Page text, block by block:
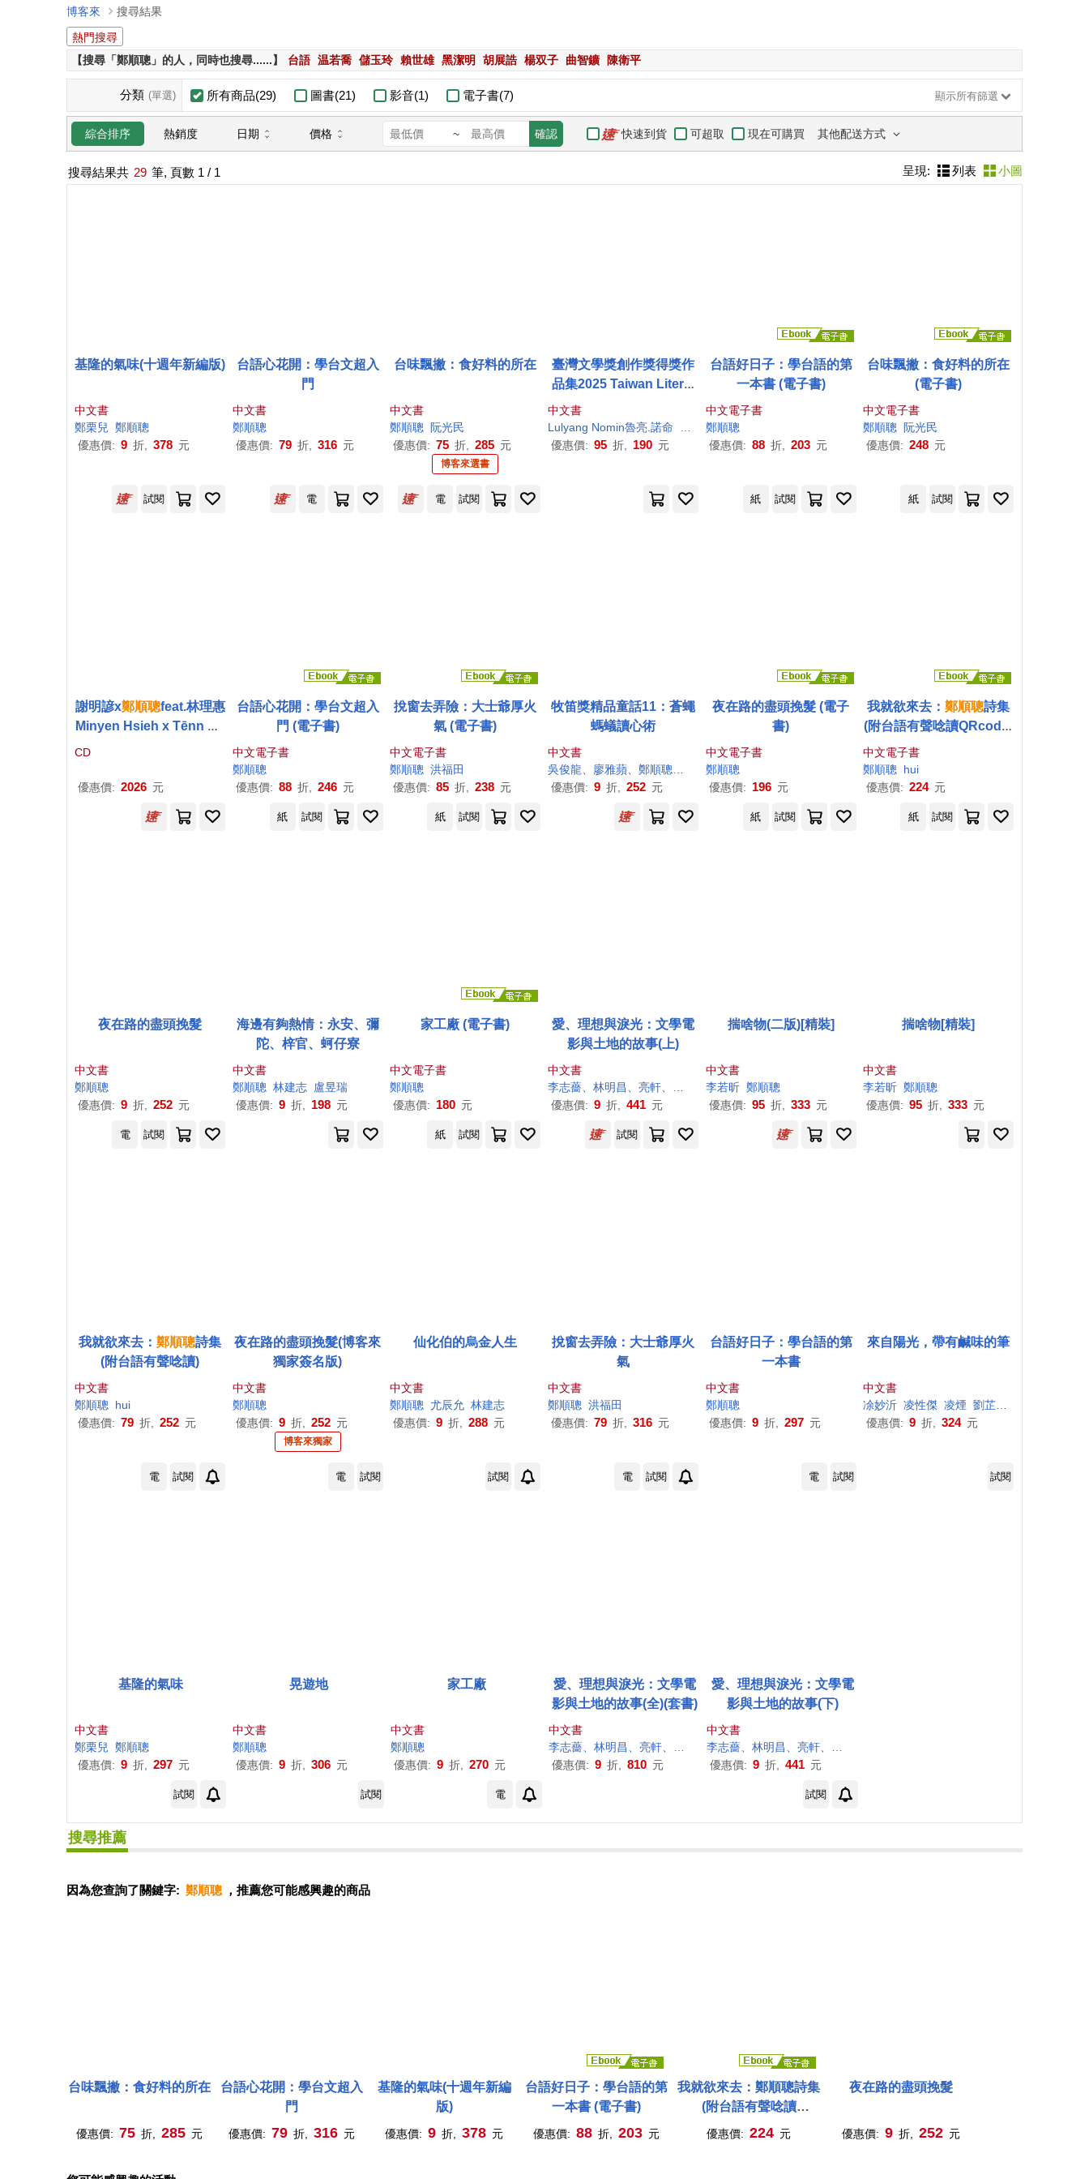
博客來
搜尋結果
熱門搜尋
【搜尋「鄭順聰」的人，同時也搜尋......】
台語 温若喬 儲玉玲 賴世雄 黑潔明 胡展誥 楊双子 曲智鑛 陳衛平
分類 (單選) 所有商品(29) 圖書(21) 影音(1) 電子書(7) 顯示所有篩選
綜合排序 熱銷度 日期 價格 ~ 確認 快速到貨 可超取 現在可購買 其他配送方式
搜尋結果共 29 筆, 頁數 1 / 1 呈現: 列表 小圖
基隆的氣味(十週年新編版)
中文書
鄭栗兒 鄭順聰
優惠價: 9 折, 378 元
台語心花開：學台文超入
門
中文書
鄭順聰
優惠價: 79 折, 316 元
台味飄撇：食好料的所在
中文書
鄭順聰
阮光民
優惠價: 75 折, 285 元
博客來選書
臺灣文學獎創作獎得獎作
品集2025 Taiwan Literat
ure Awards for original
works
中文書
Lulyang Nomin魯亮.諾命
Uhay Mali Pacidal徐邱宜婕 乜寇.索克魯曼 何志明
優惠價: 95 折, 190 元
台語好日子：學台語的第
一本書 (電子書)
中文電子書
鄭順聰
優惠價: 88 折, 203 元
台味飄撇：食好料的所在
(電子書)
中文電子書
鄭順聰
阮光民
優惠價: 248 元
試閱 電 電 試閱 紙 試閱 紙 試閱
謝明諺x鄭順聰feat.林理惠
Minyen Hsieh x Tēnn Sū
n-tshong Feat. Mars Lin
Tang-tsi-lí A Jazz Winter
CD
優惠價: 2026 元
台語心花開：學台文超入
門 (電子書)
中文電子書
鄭順聰
優惠價: 88 折, 246 元
挩窗去弄險：大士爺厚火
氣 (電子書)
中文電子書
鄭順聰 洪福田
優惠價: 85 折, 238 元
牧笛獎精品童話11：蒼蠅
螞蟻讀心術
中文書
吳俊龍、廖雅蘋、鄭順聰 、翁心怡、張淑慧、黃振寰
楊麗玲、貝果、陳盈帆、陳完玲、陳森田、陳狐狸
優惠價: 9 折, 252 元
夜在路的盡頭挽髮 (電子
書)
中文電子書
鄭順聰
優惠價: 196 元
我就欲來去：鄭順聰詩集
(附台語有聲唸讀QRcode)
(電子書)
中文電子書
鄭順聰
hui
優惠價: 224 元
紙 試閱 紙 試閱 紙 試閱 紙 試閱
夜在路的盡頭挽髮
中文書
鄭順聰
優惠價: 9 折, 252 元
海邊有夠熱情：永安、彌
陀、梓官、蚵仔寮
中文書
鄭順聰 林建志 盧昱瑞
優惠價: 9 折, 198 元
家工廠 (電子書)
中文電子書
鄭順聰
優惠價: 180 元
愛、理想與淚光：文學電
影與土地的故事(上)
中文書
優惠價: 9 折, 441 元
揣啥物(二版)[精裝]
中文書
李若昕 鄭順聰
優惠價: 95 折, 333 元
揣啥物[精裝]
中文書
李若昕 鄭順聰
優惠價: 95 折, 333 元
電 試閱 紙 試閱 試閱
我就欲來去： 鄭順聰詩集
(附台語有聲唸讀)
中文書
鄭順聰
hui
優惠價: 79 折, 252 元
夜在路的盡頭挽髮(博客來
獨家簽名版)
中文書
鄭順聰
優惠價: 9 折, 252 元
博客來獨家
仙化伯的烏金人生
中文書
鄭順聰 尤辰允 林建志
優惠價: 9 折, 288 元
挩窗去弄險：大士爺厚火
氣
中文書
鄭順聰 洪福田
優惠價: 79 折, 316 元
台語好日子：學台語的第
一本書
中文書
鄭順聰
優惠價: 9 折, 297 元
來自陽光，帶有鹹味的筆
中文書
凃妙沂 凌性傑 凌煙 劉芷妤
優惠價: 9 折, 324 元
電 試閱 電 試閱 試閱 電 試閱 電 試閱 試閱
基隆的氣味
中文書
鄭栗兒 鄭順聰
優惠價: 9 折, 297 元
晃遊地
中文書
鄭順聰
優惠價: 9 折, 306 元
家工廠
中文書
鄭順聰
優惠價: 9 折, 270 元
愛、理想與淚光：文學電
影與土地的故事(全)(套書)
中文書
優惠價: 9 折, 810 元
愛、理想與淚光：文學電
影與土地的故事(下)
中文書
優惠價: 9 折, 441 元
試閱 試閱 電 試閱
搜尋推薦
因為您查詢了關鍵字: 鄭順聰 ，推薦您可能感興趣的商品
台味飄撇：食好料的所在
優惠價: 75 折, 285 元
台語心花開：學台文超入
門
優惠價: 79 折, 316 元
基隆的氣味(十週年新編
版)
優惠價: 9 折, 378 元
台語好日子：學台語的第
一本書 (電子書)
優惠價: 88 折, 203 元
我就欲來去：鄭順聰詩集
(附台語有聲唸讀
QRcode) (電子書)
優惠價: 224 元
夜在路的盡頭挽髮
優惠價: 9 折, 252 元